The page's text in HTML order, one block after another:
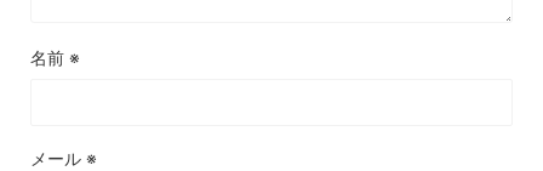
名前 ※
メール ※